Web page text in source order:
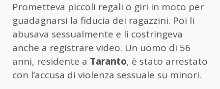
Prometteva piccoli regali o giri in moto per
guadagnarsi la fiducia dei ragazzini. Poi li
abusava sessualmente e li costringeva
anche a registrare video. Un uomo di 56
anni, residente a Taranto, è stato arrestato
con l’accusa di violenza sessuale su minori.